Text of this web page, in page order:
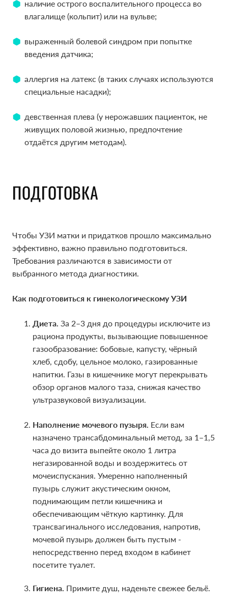
наличие острого воспалительного процесса во
влагалище (кольпит) или на вульве;
выраженный болевой синдром при попытке
введения датчика;
аллергия на латекс (в таких случаях используются
специальные насадки);
девственная плева (у нерожавших пациенток, не
живущих половой жизнью, предпочтение
отдаётся другим методам).
ПОДГОТОВКА
Чтобы УЗИ матки и придатков прошло максимально
эффективно, важно правильно подготовиться.
Требования различаются в зависимости от
выбранного метода диагностики.
Как подготовиться к гинекологическому УЗИ
Диета. За 2–3 дня до процедуры исключите из
рациона продукты, вызывающие повышенное
газообразование: бобовые, капусту, чёрный
хлеб, сдобу, цельное молоко, газированные
напитки. Газы в кишечнике могут перекрывать
обзор органов малого таза, снижая качество
ультразвуковой визуализации.
Наполнение мочевого пузыря. Если вам
назначено трансабдоминальный метод, за 1–1,5
часа до визита выпейте около 1 литра
негазированной воды и воздержитесь от
мочеиспускания. Умеренно наполненный
пузырь служит акустическим окном,
поднимающим петли кишечника и
обеспечивающим чёткую картинку. Для
трансвагинального исследования, напротив,
мочевой пузырь должен быть пустым -
непосредственно перед входом в кабинет
посетите туалет.
Гигиена. Примите душ, наденьте свежее бельё.
наличие острого воспалительного процесса во
влагалище (кольпит) или на вульве;
выраженный болевой синдром при попытке
введения датчика;
аллергия на латекс (в таких случаях используются
специальные насадки);
девственная плева (у нерожавших пациенток, не
живущих половой жизнью, предпочтение
отдаётся другим методам).
ПОДГОТОВКА
Чтобы УЗИ матки и придатков прошло максимально
эффективно, важно правильно подготовиться.
Требования различаются в зависимости от
выбранного метода диагностики.
Как подготовиться к гинекологическому УЗИ
Диета. За 2–3 дня до процедуры исключите из
рациона продукты, вызывающие повышенное
газообразование: бобовые, капусту, чёрный
хлеб, сдобу, цельное молоко, газированные
напитки. Газы в кишечнике могут перекрывать
обзор органов малого таза, снижая качество
ультразвуковой визуализации.
Наполнение мочевого пузыря. Если вам
назначено трансабдоминальный метод, за 1–1,5
часа до визита выпейте около 1 литра
негазированной воды и воздержитесь от
мочеиспускания. Умеренно наполненный
пузырь служит акустическим окном,
поднимающим петли кишечника и
обеспечивающим чёткую картинку. Для
трансвагинального исследования, напротив,
мочевой пузырь должен быть пустым -
непосредственно перед входом в кабинет
посетите туалет.
Гигиена. Примите душ, наденьте свежее бельё.